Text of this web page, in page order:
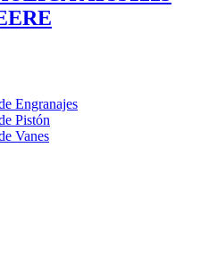
Engranajes
Pistón
Vanes